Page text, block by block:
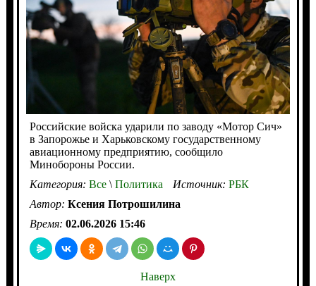
Российские войска ударили по заводу «Мотор Сич»
в Запорожье и Харьковскому государственному
авиационному предприятию, сообщило
Минобороны России.
Категория: Все\Политика Источник: РБК
Автор: Ксения Потрошилина
Время: 02.06.2026 15:46
Наверх